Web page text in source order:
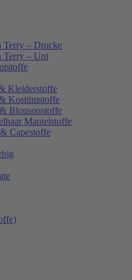
Terry – Drucke
Terry – Uni
Kleiderstoffe
Kostümstoffe
Blousonstoffe
Mantelstoffe
Capestoffe